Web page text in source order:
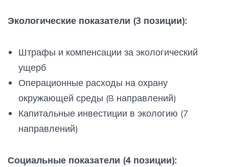
Экологические показатели (3 позиции):
Штрафы и компенсации за экологический
ущерб
Операционные расходы на охрану
окружающей среды (8 направлений)
Капитальные инвестиции в экологию (7
направлений)
Социальные показатели (4 позиции):